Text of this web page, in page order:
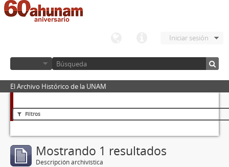
Iniciar sesión
El Archivo Histórico de la UNAM
Filtros
Mostrando 1 resultados
Descripción archivística